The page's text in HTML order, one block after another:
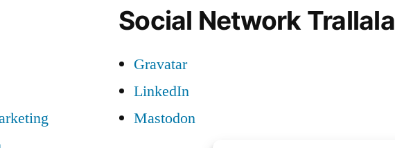
Social Network Trallala
Gravatar
LinkedIn
Mastodon